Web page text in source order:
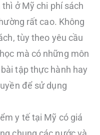
ở Mỹ chi phí sách
rất cao. Không
tùy theo yêu cầu
mà có những môn
tập thực hành hay
để sử dụng
y tế tại Mỹ có giá